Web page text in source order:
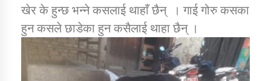
कार्यक्रम कार्यान्वयन एकाई जुम्लाको सुचना
खेर के हुन्छ भन्ने कसलाई थाहाँ छैन् । गाई गोरु कसका
हुन कसले छाडेका हुन कसैलाई थाहा छैन् ।